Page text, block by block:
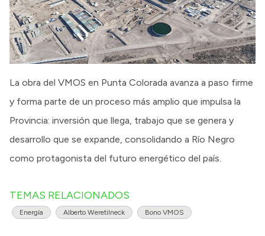
La obra del VMOS en Punta Colorada avanza a paso firme
y forma parte de un proceso más amplio que impulsa la
Provincia: inversión que llega, trabajo que se genera y
desarrollo que se expande, consolidando a Río Negro
como protagonista del futuro energético del país.
TEMAS RELACIONADOS
Energía Alberto Weretilneck Bono VMOS